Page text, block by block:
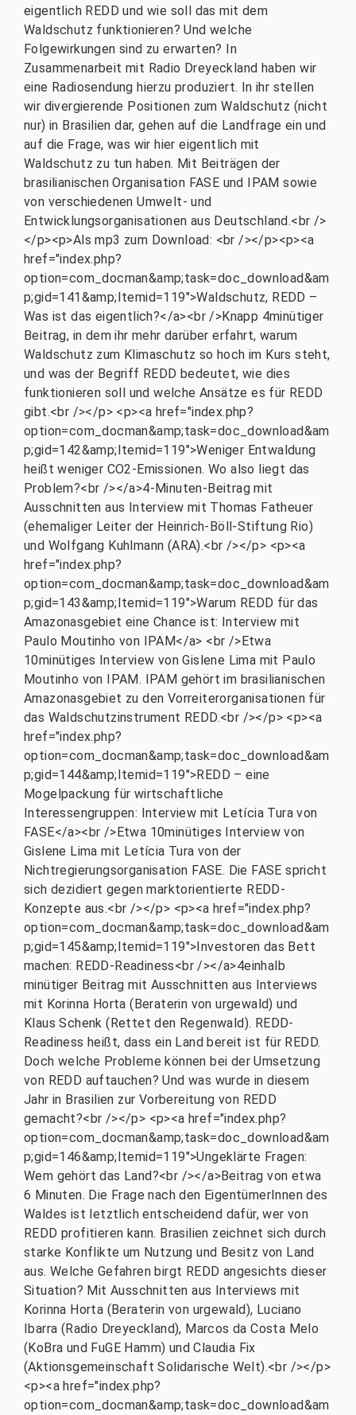
eigentlich REDD und wie soll das mit dem
Waldschutz funktionieren? Und welche
Folgewirkungen sind zu erwarten? In
Zusammenarbeit mit Radio Dreyeckland haben wir
eine Radiosendung hierzu produziert. In ihr stellen
wir divergierende Positionen zum Waldschutz (nicht
nur) in Brasilien dar, gehen auf die Landfrage ein und
auf die Frage, was wir hier eigentlich mit
Waldschutz zu tun haben. Mit Beiträgen der
brasilianischen Organisation FASE und IPAM sowie
von verschiedenen Umwelt- und
Entwicklungsorganisationen aus Deutschland.<br />
</p><p>Als mp3 zum Download: <br /></p><p><a
href="index.php?
option=com_docman&amp;task=doc_download&am
p;gid=141&amp;Itemid=119">Waldschutz, REDD –
Was ist das eigentlich?</a><br />Knapp 4minütiger
Beitrag, in dem ihr mehr darüber erfahrt, warum
Waldschutz zum Klimaschutz so hoch im Kurs steht,
und was der Begriff REDD bedeutet, wie dies
funktionieren soll und welche Ansätze es für REDD
gibt.<br /></p> <p><a href="index.php?
option=com_docman&amp;task=doc_download&am
p;gid=142&amp;Itemid=119">Weniger Entwaldung
heißt weniger CO2-Emissionen. Wo also liegt das
Problem?<br /></a>4-Minuten-Beitrag mit
Ausschnitten aus Interview mit Thomas Fatheuer
(ehemaliger Leiter der Heinrich-Böll-Stiftung Rio)
und Wolfgang Kuhlmann (ARA).<br /></p> <p><a
href="index.php?
option=com_docman&amp;task=doc_download&am
p;gid=143&amp;Itemid=119">Warum REDD für das
Amazonasgebiet eine Chance ist: Interview mit
Paulo Moutinho von IPAM</a> <br />Etwa
10minütiges Interview von Gislene Lima mit Paulo
Moutinho von IPAM. IPAM gehört im brasilianischen
Amazonasgebiet zu den Vorreiterorganisationen für
das Waldschutzinstrument REDD.<br /></p> <p><a
href="index.php?
option=com_docman&amp;task=doc_download&am
p;gid=144&amp;Itemid=119">REDD – eine
Mogelpackung für wirtschaftliche
Interessengruppen: Interview mit Letícia Tura von
FASE</a><br />Etwa 10minütiges Interview von
Gislene Lima mit Letícia Tura von der
Nichtregierungsorganisation FASE. Die FASE spricht
sich dezidiert gegen marktorientierte REDD-
Konzepte aus.<br /></p> <p><a href="index.php?
option=com_docman&amp;task=doc_download&am
p;gid=145&amp;Itemid=119">Investoren das Bett
machen: REDD-Readiness<br /></a>4einhalb
minütiger Beitrag mit Ausschnitten aus Interviews
mit Korinna Horta (Beraterin von urgewald) und
Klaus Schenk (Rettet den Regenwald). REDD-
Readiness heißt, dass ein Land bereit ist für REDD.
Doch welche Probleme können bei der Umsetzung
von REDD auftauchen? Und was wurde in diesem
Jahr in Brasilien zur Vorbereitung von REDD
gemacht?<br /></p> <p><a href="index.php?
option=com_docman&amp;task=doc_download&am
p;gid=146&amp;Itemid=119">Ungeklärte Fragen:
Wem gehört das Land?<br /></a>Beitrag von etwa
6 Minuten. Die Frage nach den EigentümerInnen des
Waldes ist letztlich entscheidend dafür, wer von
REDD profitieren kann. Brasilien zeichnet sich durch
starke Konflikte um Nutzung und Besitz von Land
aus. Welche Gefahren birgt REDD angesichts dieser
Situation? Mit Ausschnitten aus Interviews mit
Korinna Horta (Beraterin von urgewald), Luciano
Ibarra (Radio Dreyeckland), Marcos da Costa Melo
(KoBra und FuGE Hamm) und Claudia Fix
(Aktionsgemeinschaft Solidarische Welt).<br /></p>
<p><a href="index.php?
option=com_docman&amp;task=doc_download&am